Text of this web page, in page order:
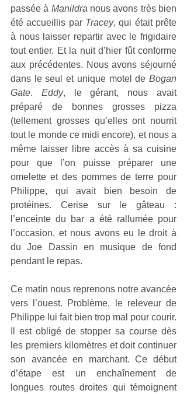
passée à Manildra nous avons très bien
été accueillis par Tracey, qui était prête
à nous laisser repartir avec le frigidaire
tout entier. Et la nuit d’hier fût conforme
aux précédentes. Nous avons séjourné
dans le seul et unique motel de Bogan
Gate. Eddy, le gérant, nous avait
préparé de bonnes grosses pizza
(tellement grosses qu’elles ont nourrit
tout le monde ce midi encore), et nous a
même laisser libre accès à sa cuisine
pour que l’on puisse préparer une
omelette et des pommes de terre pour
Philippe, qui avait bien besoin de
protéines. Cerise sur le gâteau :
l’enceinte du bar a été rallumée pour
l’occasion, et nous avons eu le droit à
du Joe Dassin en musique de fond
pendant le repas.
Ce matin nous reprenons notre avancée
vers l’ouest. Problème, le releveur de
Philippe lui fait bien trop mal pour courir.
Il est obligé de stopper sa course dès
les premiers kilomètres et doit continuer
son avancée en marchant. Ce début
d’étape est un enchaînement de
longues routes droites qui témoignent